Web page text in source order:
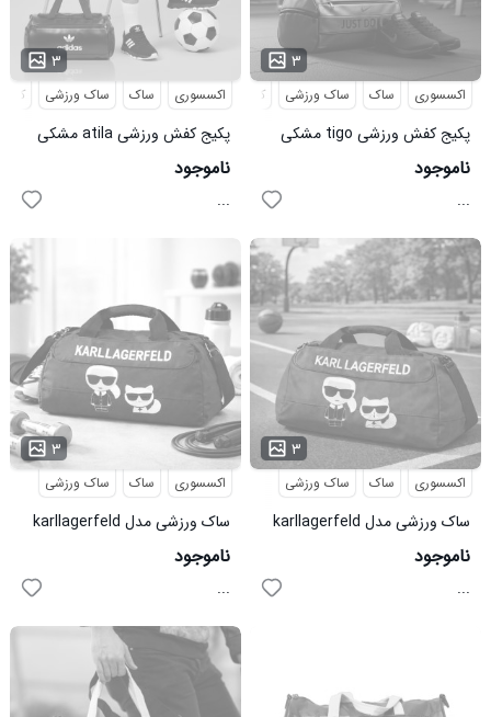
۳
اکسسوری ساک ساک ورزشی
پکیج کفش ورزشی atila مشکی
سفید ساک ورزشی آدیداس مدل
atila
ناموجود
...
۳
اکسسوری ساک ساک ورزشی کفش کفش و صندل کفش ورزشی
پکیج کفش ورزشی tigo مشکی
ناموجود
...
۳
اکسسوری ساک ساک ورزشی
ساک ورزشی مدل karllagerfeld
سورمه ای کد 6462
ناموجود
...
۳
اکسسوری ساک ساک ورزشی
ساک ورزشی مدل karllagerfeld
قرمز کد 6461
ناموجود
...